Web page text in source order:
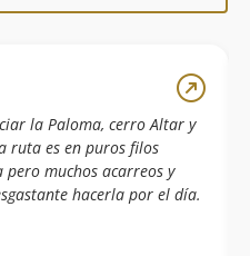
la Paloma, cerro Altar y
ruta es en puros filos
pero muchos acarreos y
hacerla por el día.